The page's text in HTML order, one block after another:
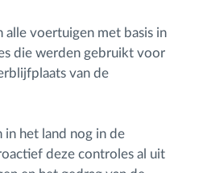
voertuigen met basis in
die werden gebruikt voor
van de
in het land nog in de
deze controles al uit